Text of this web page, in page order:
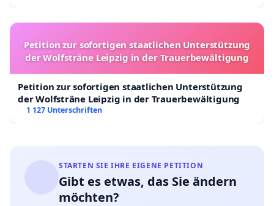
Petition zur sofortigen staatlichen Unterstützung
der Wolfsträne Leipzig in der Trauerbewältigung
Petition zur sofortigen staatlichen Unterstützung
der Wolfsträne Leipzig in der Trauerbewältigung
1 127 Unterschriften
STARTEN SIE IHRE EIGENE PETITION
Gibt es etwas, das Sie ändern
möchten?